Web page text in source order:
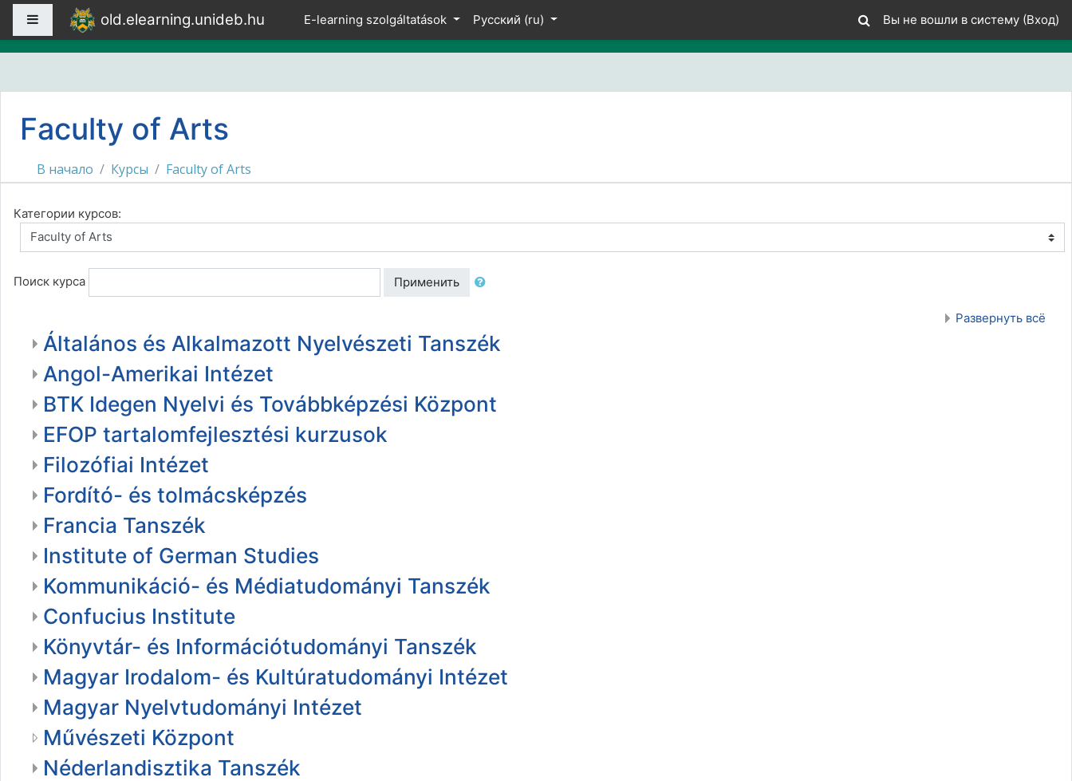
Перейти к основному содержанию
Боковая панельold.elearning.unideb.hu E-learning szolgáltatások Русский ‎(ru)‎ Вы не вошли в систему (Вход)
Faculty of Arts
В начало Курсы Faculty of Arts
Категории курсов:
Поиск курса Применить
Развернуть всё
Általános és Alkalmazott Nyelvészeti Tanszék
Angol-Amerikai Intézet
BTK Idegen Nyelvi és Továbbképzési Központ
EFOP tartalomfejlesztési kurzusok
Filozófiai Intézet
Fordító- és tolmácsképzés
Francia Tanszék
Institute of German Studies
Kommunikáció- és Médiatudományi Tanszék
Confucius Institute
Könyvtár- és Információtudományi Tanszék
Magyar Irodalom- és Kultúratudományi Intézet
Magyar Nyelvtudományi Intézet
Művészeti Központ
Néderlandisztika Tanszék